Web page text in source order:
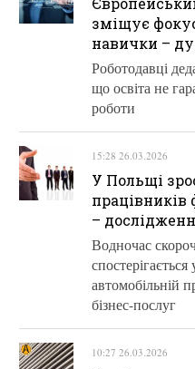
зміщує
навички –
Роботодавці
що освіта не
роботи
15:28 26.03.2026
У Польщі
працівників
–
Водночас
спостерігається
автомобільній
бізнес-послуг
10:27 26.03.2026